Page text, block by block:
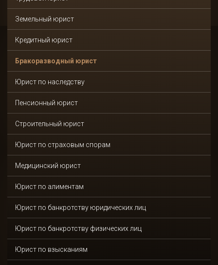
Земельный юрист
Кредитный юрист
Бракоразводный юрист
Юрист по наследству
Пенсионный юрист
Строительный юрист
Юрист по страховым спорам
Медицинский юрист
Юрист по алиментам
Юрист по банкротству юридических лиц
Юрист по банкротству физических лиц
Юрист по взысканиям